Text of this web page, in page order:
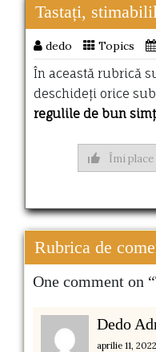
Tastați,
dedo Topics
În această rubrică
deschideți orice
regulile de bun simț
Îmi place
Rubrica de
One comment on “
Dedo
aprilie 11, 2022